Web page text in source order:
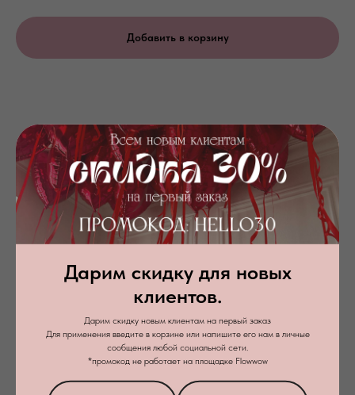
Дарим скидку для новых
клиентов.
Дарим скидку новым клиентам на первый заказ
Для применения введите в корзине или напишите его нам в личные
сообщения любой социальной сети.
*промокод не работает на площадке Flowwow
Добавить в корзину
Я даю согласие на обработку персональных данных
политикой конфиденциальности
Заказать звонок